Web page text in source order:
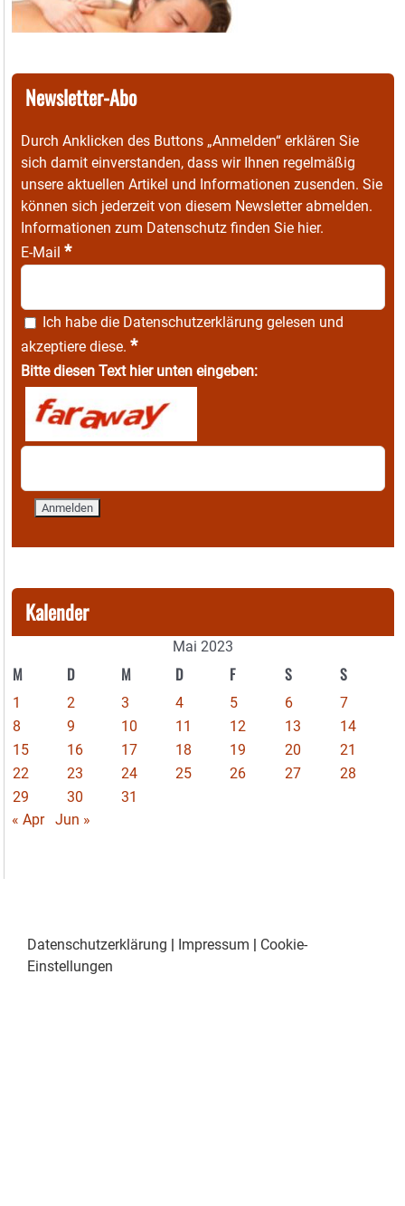
Newsletter-Abo
Durch Anklicken des Buttons „Anmelden“ erklären Sie
sich damit einverstanden, dass wir Ihnen regelmäßig
unsere aktuellen Artikel und Informationen zusenden. Sie
können sich jederzeit von diesem Newsletter abmelden.
Informationen zum Datenschutz finden Sie hier.
E-Mail *
Ich habe die Datenschutzerklärung gelesen und
akzeptiere diese. *
Bitte diesen Text hier unten eingeben:
Kalender
Mai 2023
M D M D F S S
1 2 3 4 5 6
7
8
9 10 11 12 13
14
15
16 17 18 19 20
21
22
23 24 25 26 27
28
29
30
31
« Apr
Jun »
Datenschutzerklärung Impressum
Cookie-
Einstellungen